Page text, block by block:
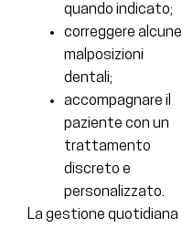
quando indicato;
correggere alcune
malposizioni
dentali;
accompagnare il
paziente con un
trattamento
discreto e
personalizzato.
La gestione quotidiana